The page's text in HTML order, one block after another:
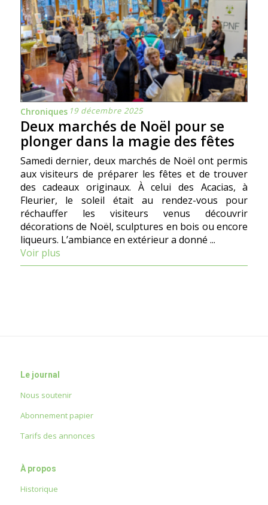
Chroniques 19 décembre 2025
Deux marchés de Noël pour se
plonger dans la magie des fêtes
Samedi dernier, deux marchés de Noël ont permis
aux visiteurs de préparer les fêtes et de trouver
des cadeaux originaux. À celui des Acacias, à
Fleurier, le soleil était au rendez-vous pour
réchauffer les visiteurs venus découvrir
décorations de Noël, sculptures en bois ou encore
liqueurs. L’ambiance en extérieur a donné ...
Voir plus
Le journal
Nous soutenir
Abonnement papier
Tarifs des annonces
À propos
Historique